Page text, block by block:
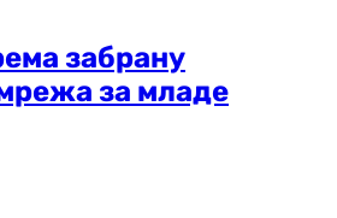
забрану
за младе